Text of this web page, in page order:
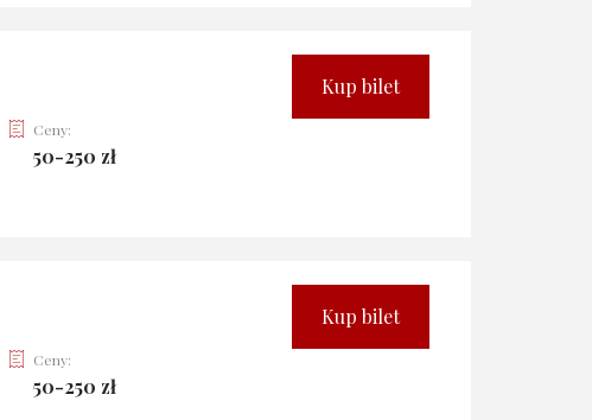
Ceny:
50-250 zł
Kup bilet
Ceny:
50-250 zł
Kup bilet